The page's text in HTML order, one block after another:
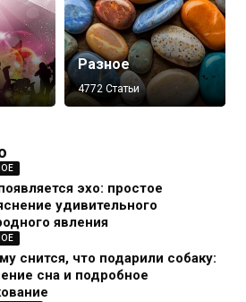
Разное
4772 Статьи
эхо: простое
удивительного
явления
снится, что подарили собаку:
сна и подробное